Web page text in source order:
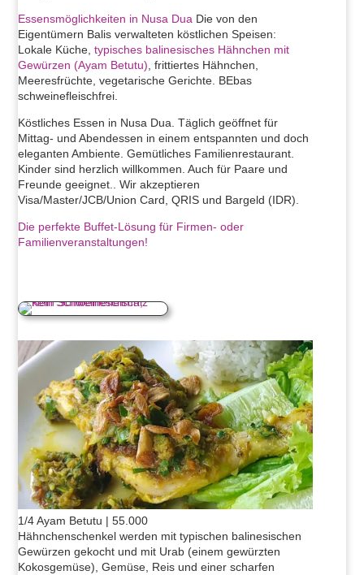
Essensmöglichkeiten in Nusa Dua Die von den
Eigentümern Balis verwalteten köstlichen Speisen:
Lokale Küche,typisches balinesisches Hähnchen mit
Gewürzen (Ayam Betutu) , frittiertes Hähnchen,
Meeresfrüchte, vegetarische Gerichte. BEbas
schweinefleischfrei.
Köstliches Essen in Nusa Dua. Täglich geöffnet für
Mittag- und Abendessen in einem entspannten und doch
eleganten Ambiente. Gemütliches Familienrestaurant.
Kinder sind herzlich willkommen. Auch für Paare und
Freunde geeignet.
Wir akzeptieren
Visa/Master/JCB/Union Card, QRIS und Bargeld (IDR).
Die perfekte Buffet-Lösung für Firmen- oder
Familienveranstaltungen!
1/4 Ayam Betutu | 55.000
Hähnchenschenkel werden mit typischen balinesischen
Gewürzen gekocht und mit Urab (einem gewürzten
Kokosgemüse), Gemüse, Reis und einer scharfen